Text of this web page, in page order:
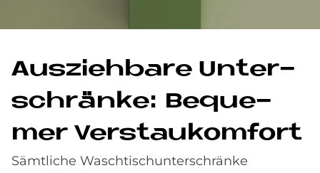
Aus­zieh­ba­re Un­ter­
schrän­ke: Be­que­
mer Ver­st­au­kom­fort
Sämtliche Waschtischunterschränke